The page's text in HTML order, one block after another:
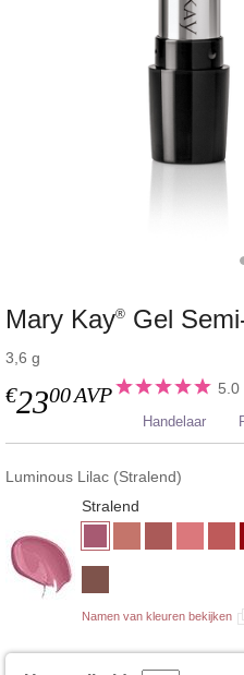
Mary Kay® Gel
3,6 g
€2300AVP 5.0
Handelaar
Luminous Lilac (Stralend)
Stralend
Namen van kleuren bekijken